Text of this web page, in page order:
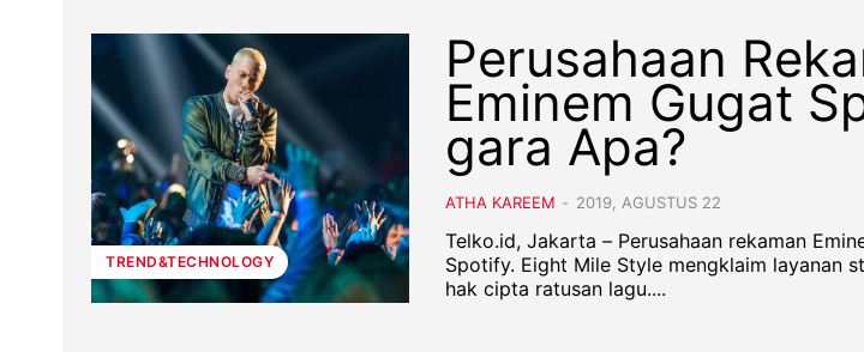
TREND&TECHNOLOGY
Perusahaan
Eminem Gugat
gara Apa?
ATHA KAREEM - 2019, AGUSTUS 22
Telko.id, Jakarta – Perusahaan rekaman
Spotify. Eight Mile Style mengklaim layanan
hak cipta ratusan lagu....